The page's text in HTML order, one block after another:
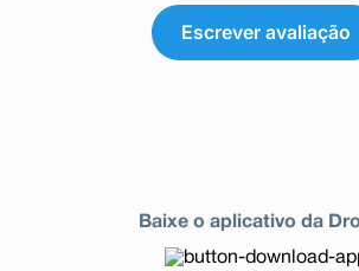
Escrever avaliação
Baixe o aplicativo da